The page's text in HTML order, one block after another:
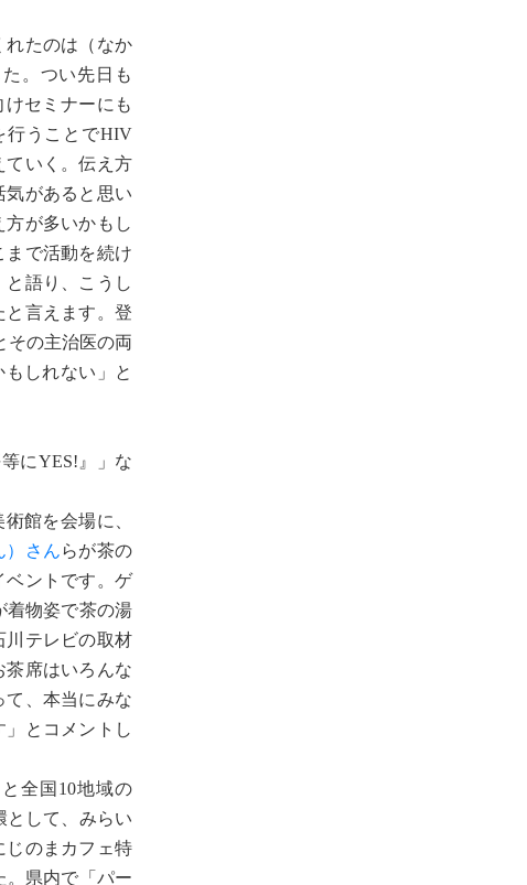
れたのは（なか
。つい先日も
けセミナーにも
行うことでHIV
ていく。伝え方
気があると思い
が多いかもし
まで活動を続け
語り、こうし
と言えます。登
その主治医の両
しれない」と
にYES!』」な
館を会場に、
）さんらが茶の
ベントです。ゲ
着物姿で茶の湯
川テレビの取材
茶席はいろんな
て、本当にみな
とコメントし
全国10地域の
として、みらい
じのまカフェ特
。県内で「パー